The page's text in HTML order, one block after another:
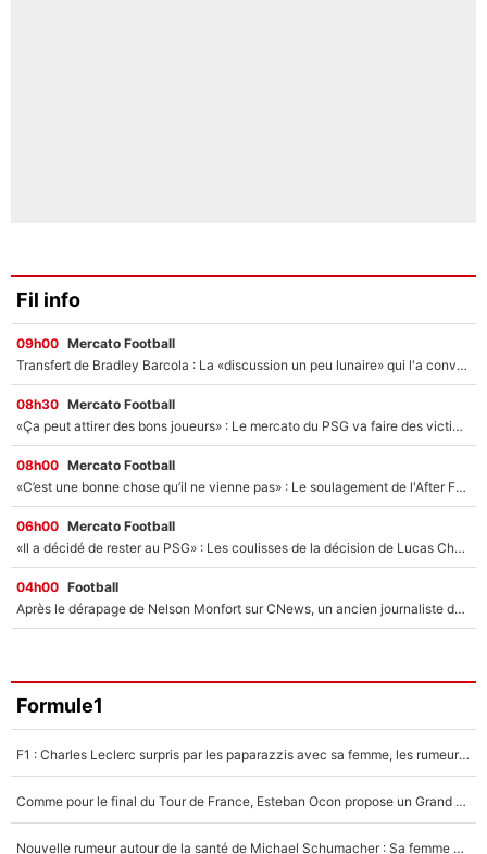
Fil info
09h00 Mercato Football
Transfert de Bradley Barcola : La «discussion un peu lunaire» qui l'a convaincu de quitter le PSG, son entourage est pointé du doigt
08h30 Mercato Football
«Ça peut attirer des bons joueurs» : Le mercato du PSG va faire des victimes dans l'effectif de Luis Enrique ?
08h00 Mercato Football
«C’est une bonne chose qu’il ne vienne pas» : Le soulagement de l'After Foot après le transfert avorté de Yan Diomandé au PSG
06h00 Mercato Football
«Il a décidé de rester au PSG» : Les coulisses de la décision de Lucas Chevalier pour son transfert
04h00 Football
Après le dérapage de Nelson Monfort sur CNews, un ancien journaliste de France Télévisions relance la polémique sur les incendies en Gironde
Formule1
F1 : Charles Leclerc surpris par les paparazzis avec sa femme, les rumeurs étaient vraies !
Comme pour le final du Tour de France, Esteban Ocon propose un Grand Prix de Formule 1 à Paris : «Autour de l’Arc de Triomphe, ce serait génial» !
Nouvelle rumeur autour de la santé de Michael Schumacher : Sa femme Corinna sort du silence